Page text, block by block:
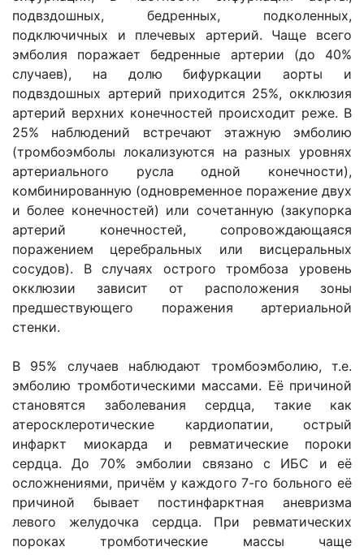
подвздошных, бедренных, подколенных,
подключичных и плечевых артерий. Чаще всего
эмболия поражает бедренные артерии (до 40%
случаев), на долю бифуркации аорты и
подвздошных артерий приходится 25%, окклюзия
артерий верхних конечностей происходит реже. В
25% наблюдений встречают этажную эмболию
(тромбоэмболы локализуются на разных уровнях
артериального русла одной конечности),
комбинированную (одновременное поражение двух
и более конечностей) или сочетанную (закупорка
артерий конечностей, сопровождающаяся
поражением церебральных или висцеральных
сосудов). В случаях острого тромбоза уровень
окклюзии зависит от расположения зоны
предшествующего поражения артериальной
стенки.
В 95% случаев наблюдают тромбоэмболию, т.е.
эмболию тромботическими массами. Её причиной
становятся заболевания сердца, такие как
атеросклеротические кардиопатии, острый
инфаркт миокарда и ревматические пороки
сердца. До 70% эмболии связано с ИБС и её
осложнениями, причём у каждого 7-го больного её
причиной бывает постинфарктная аневризма
левого желудочка сердца. При ревматических
пороках тромботические массы чаще